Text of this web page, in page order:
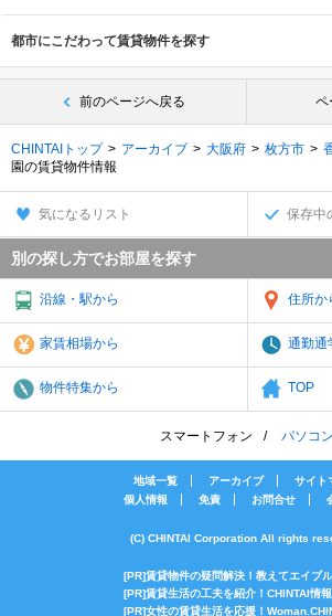
都市にこだわって賃貸物件を探す
前のページへ戻る ペ
CHINTAIトップ アーカイブ 大阪府 枚方市
園の賃貸物件情報
気になるリスト 保存中
別の探し方でお部屋を探す
沿線・駅から 住所か
家賃相場から 通勤通
物件特集から TOP
スマートフォン パソコン
地域一覧 アーカイブ
サイト
個人情報
免責 お問合せ
(C) CHINTAI Corporation All rights
[PR]賃貸物件の疑問解決！教えてエイブ
[PR]賃貸生活の工夫を紹介！CHINTAI情
[PR]女性の賃貸生活を応援！